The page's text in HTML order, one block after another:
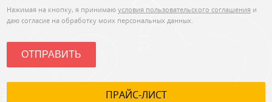
Нажимая на кнопку, я принимаю условия пользовательского соглашения и
даю согласие на обработку моих персональных данных.
ОТПРАВИТЬ
ПРАЙС-ЛИСТ